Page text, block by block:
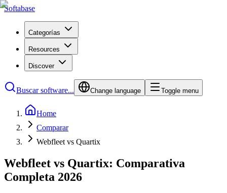
Softabase
Categorías
Resources
Discover
Buscar software... Change language Toggle menu
Home
Comparar
Webfleet vs Quartix
Webfleet vs Quartix: Comparativa
Completa 2026